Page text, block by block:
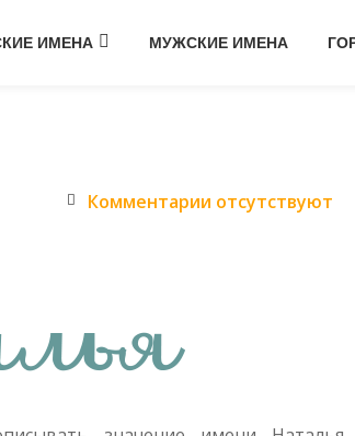
ИМЕНА МУЖСКИЕ ИМЕНА
Комментарии отсутствуют